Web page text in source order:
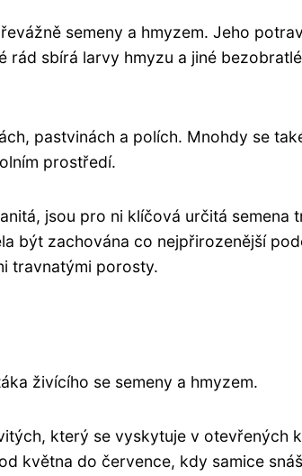
semeny a hmyzem. Jeho
rád sbírá larvy hmyzu a jiné
pastvinách a polích. Mnohdy se
prostředí.
jsou pro ni klíčová určitá semena
být zachována co nejpřirozenější
travnatými porosty.
živícího se semeny a hmyzem.
který se vyskytuje v otevřených
května do července, kdy samice